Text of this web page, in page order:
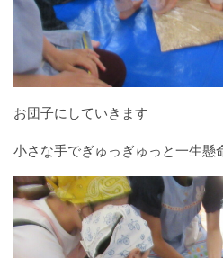
お団子にしていきます
小さな手でぎゅっぎゅっと一生懸